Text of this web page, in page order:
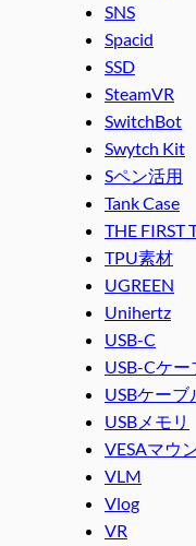
SNS
Spacid
SSD
SteamVR
SwitchBot
Swytch Kit
Sペン活用
Tank Case
THE FIRST
TPU素材
UGREEN
Unihertz
USB-C
USB-Cケー
USBケーブ
USBメモリ
VESAマウ
VLM
Vlog
VR